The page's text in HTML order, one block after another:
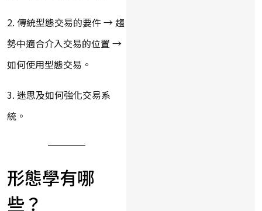
2. 傳統型態交易的要件 → 趨
勢中適合介入交易的位置 →
如何使用型態交易。
3. 迷思及如何強化交易系
統。
形態學有哪
些？